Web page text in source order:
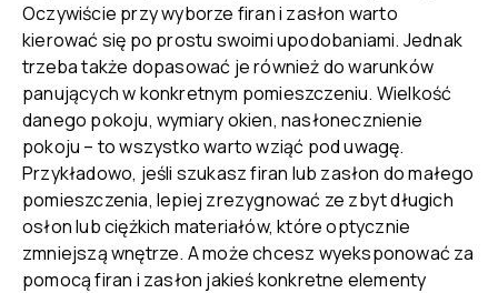
Oczywiście przy wyborze firan i zasłon warto
kierować się po prostu swoimi upodobaniami. Jednak
trzeba także dopasować je również do warunków
panujących w konkretnym pomieszczeniu. Wielkość
danego pokoju, wymiary okien, nasłonecznienie
pokoju – to wszystko warto wziąć pod uwagę.
Przykładowo, jeśli szukasz firan lub zasłon do małego
pomieszczenia, lepiej zrezygnować ze zbyt długich
osłon lub ciężkich materiałów, które optycznie
zmniejszą wnętrze. A może chcesz wyeksponować za
pomocą firan i zasłon jakieś konkretne elementy